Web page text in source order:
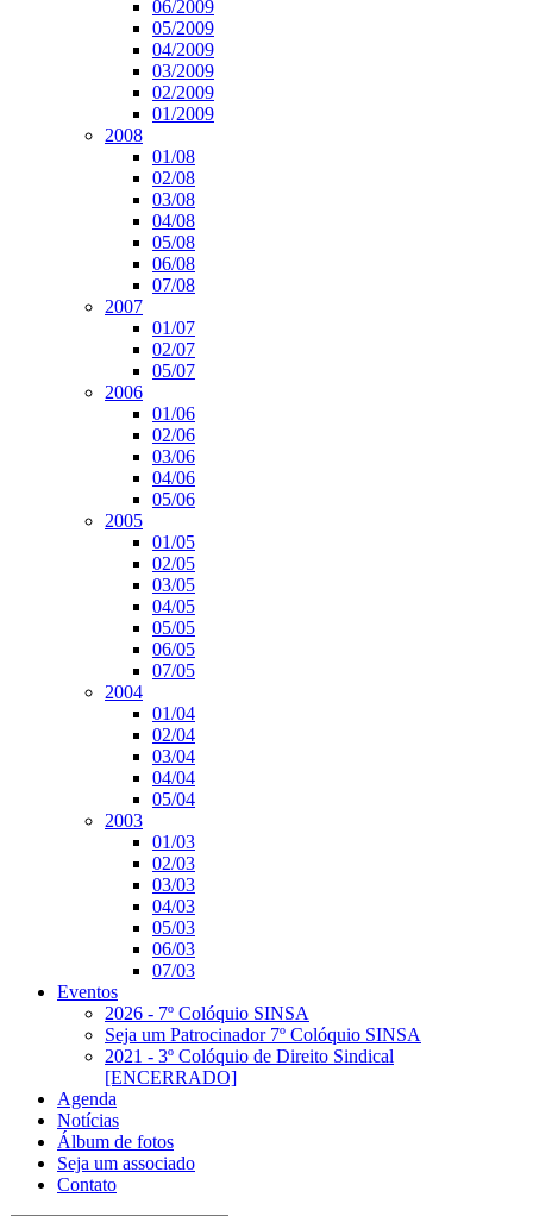
06/2009
05/2009
04/2009
03/2009
02/2009
01/2009
2008
01/08
02/08
03/08
04/08
05/08
06/08
07/08
2007
01/07
02/07
05/07
2006
01/06
02/06
03/06
04/06
05/06
2005
01/05
02/05
03/05
04/05
05/05
06/05
07/05
2004
01/04
02/04
03/04
04/04
05/04
2003
01/03
02/03
03/03
04/03
05/03
06/03
07/03
Eventos
2026 - 7º Colóquio SINSA
Seja um Patrocinador 7º Colóquio SINSA
2021 - 3º Colóquio de Direito Sindical
[ENCERRADO]
Agenda
Notícias
Álbum de fotos
Seja um associado
Contato